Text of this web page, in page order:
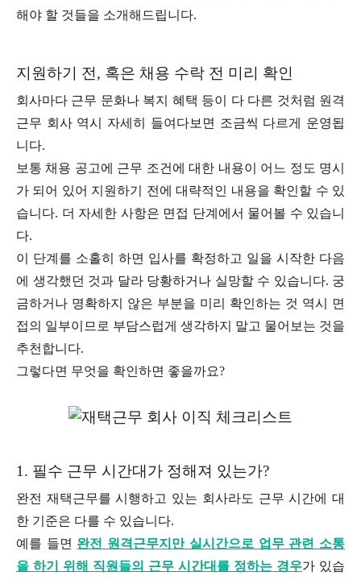
해야 할 것들을 소개해드립니다.
지원하기 전, 혹은 채용 수락 전 미리 확인
회사마다 근무 문화나 복지 혜택 등이 다 다른 것처럼 원격
근무 회사 역시 자세히 들여다보면 조금씩 다르게 운영됩
니다.
보통 채용 공고에 근무 조건에 대한 내용이 어느 정도 명시
가 되어 있어 지원하기 전에 대략적인 내용을 확인할 수 있
습니다. 더 자세한 사항은 면접 단계에서 물어볼 수 있습니
다.
이 단계를 소홀히 하면 입사를 확정하고 일을 시작한 다음
에 생각했던 것과 달라 당황하거나 실망할 수 있습니다. 궁
금하거나 명확하지 않은 부분을 미리 확인하는 것 역시 면
접의 일부이므로 부담스럽게 생각하지 말고 물어보는 것을
추천합니다.
그렇다면 무엇을 확인하면 좋을까요?
1. 필수 근무 시간대가 정해져 있는가?
완전 재택근무를 시행하고 있는 회사라도 근무 시간에 대
한 기준은 다를 수 있습니다.
예를 들면 완전 원격근무지만 실시간으로 업무 관련 소통
을 하기 위해 직원들의 근무 시간대를 정하는 경우가 있습